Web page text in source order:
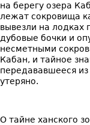
на берегу озера
лежат сокровища
вывезли на лодках
дубовые бочки и
несметными
Кабан, и тайное
передававшееся
утеряно.
О тайне ханского